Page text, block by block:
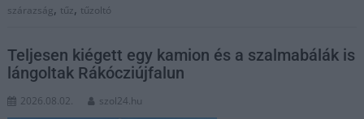
szárazság, tűz, tűzoltó
Teljesen kiégett egy kamion és a szalmabálák is
lángoltak Rákócziújfalun
2026.08.02. szol24.hu